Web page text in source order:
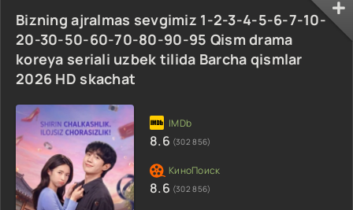
Bizning ajralmas sevgimiz 1-2-3-4-5-6-7-10-
20-30-50-60-70-80-90-95 Qism drama
koreya seriali uzbek tilida Barcha qismlar
2026 HD skachat
8.6 (302 856)
8.6 (302 856)